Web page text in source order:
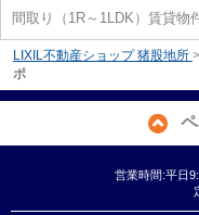
間取り（1R～1LDK）賃貸物
LIXIL不動産ショップ 猪股地所 >
ポ
営業時間:平日